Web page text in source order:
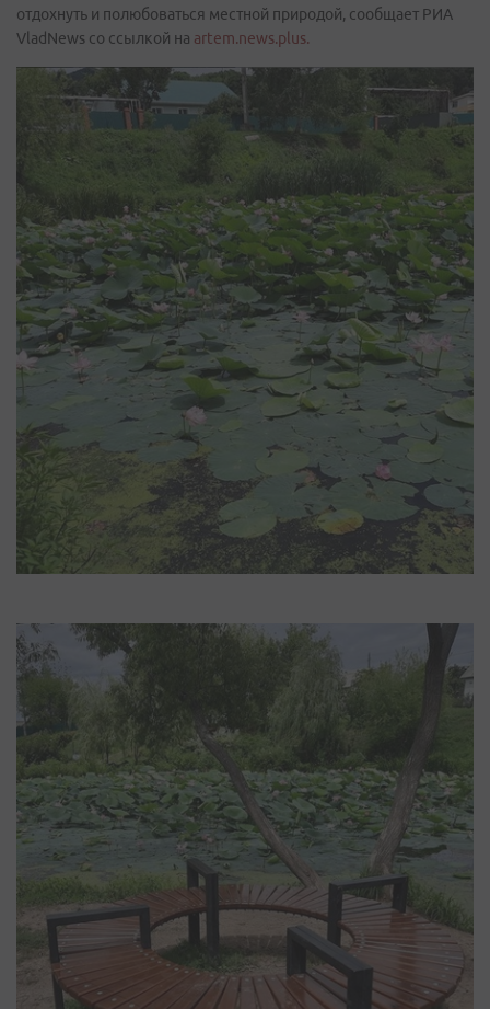
отдохнуть и полюбоваться местной природой, сообщает РИА
VladNews со ссылкой на artem.news.plus.